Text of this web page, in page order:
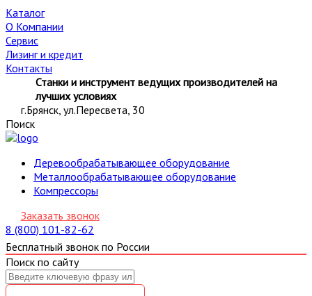
Каталог
О Компании
Сервис
Лизинг и кредит
Контакты
Станки и инструмент ведущих производителей на
лучших условиях
г.Брянск, ул.Пересвета, 30
Поиск
Деревообрабатывающее оборудование
Металлообрабатывающее оборудование
Компрессоры
Заказать звонок
8 (800) 101-82-62
Бесплатный звонок по России
Поиск по сайту